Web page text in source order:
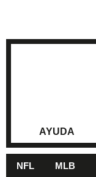
AYUDA
NFL MLB